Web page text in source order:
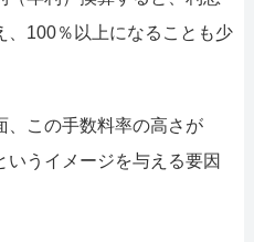
おすすめ記事
ァクタリングで通りやすい会
、100％以上になることも少
、この手数料率の高さが
いうイメージを与える要因